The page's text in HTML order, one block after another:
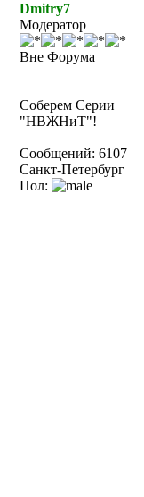
Dmitry7
Модератор
Вне Форума
Соберем Серии
"НВЖНиТ"!
Сообщений: 6107
Санкт-Петербург
Пол: